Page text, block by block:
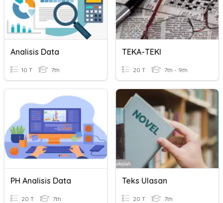
Analisis Data
10 T 7th
TEKA-TEKI
20 T 7th - 9th
PH Analisis Data
20 T 7th
Teks Ulasan
20 T 7th